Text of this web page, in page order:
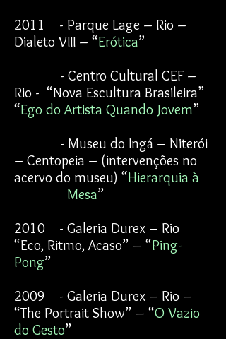
2011 - Parque Lage – Rio –
Dialeto VIII – “Erótica”
- Centro Cultural CEF –
Rio - “Nova Escultura Brasileira”
“Ego do Artista Quando Jovem”
- Museu do Ingá – Niterói
– Centopeia – (intervenções no
acervo do museu) “Hierarquia à
Mesa”
2010 - Galeria Durex – Rio
“Eco, Ritmo, Acaso” – “Ping-
Pong”
2009 - Galeria Durex – Rio –
“The Portrait Show” – “O Vazio
do Gesto”